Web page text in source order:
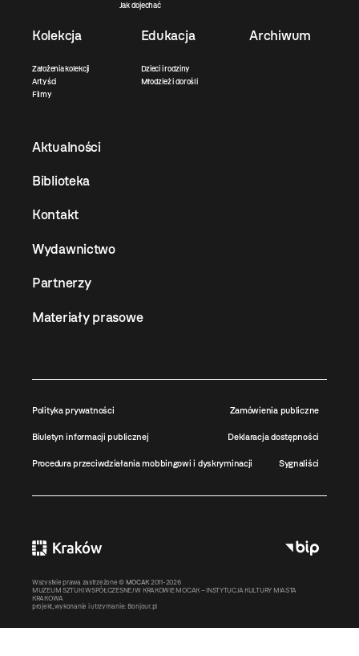
Jak dojechać
Kolekcja
Założenia kolekcji
Artyści
Filmy
Edukacja
Dzieci i rodziny
Młodzież i dorośli
Archiwum
Aktualności
Biblioteka
Kontakt
Wydawnictwo
Partnerzy
Materiały prasowe
Polityka prywatności Zamówienia publiczne
Biuletyn informacji publicznej Deklaracja dostępności
Procedura przeciwdziałania mobbingowi i dyskryminacji Sygnaliści
Wszystkie prawa zastrzeżone © MOCAK 2011-2026
MUZEUM SZTUKI WSPÓŁCZESNEJ W KRAKOWIE MOCAK – INSTYTUCJA KULTURY MIASTA
KRAKOWA
projekt, wykonanie i utrzymanie: Bonjour.pl